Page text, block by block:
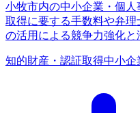
小牧市内の中小企業・個
取得に要する手数料や弁
の活用による競争力強化と
知的財産・認証取得中小企